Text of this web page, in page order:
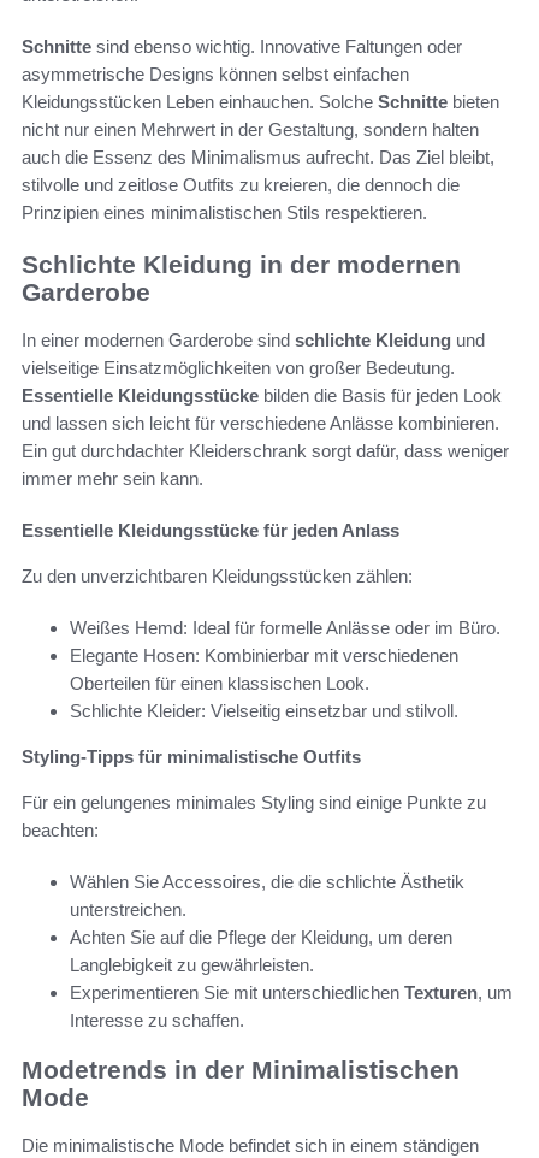
Schnitte sind ebenso wichtig. Innovative Faltungen oder
asymmetrische Designs können selbst einfachen
Kleidungsstücken Leben einhauchen. Solche Schnitte bieten
nicht nur einen Mehrwert in der Gestaltung, sondern halten
auch die Essenz des Minimalismus aufrecht. Das Ziel bleibt,
stilvolle und zeitlose Outfits zu kreieren, die dennoch die
Prinzipien eines minimalistischen Stils respektieren.
Schlichte Kleidung in der modernen
Garderobe
In einer modernen Garderobe sind schlichte Kleidung und
vielseitige Einsatzmöglichkeiten von großer Bedeutung.
Essentielle Kleidungsstücke bilden die Basis für jeden Look
und lassen sich leicht für verschiedene Anlässe kombinieren.
Ein gut durchdachter Kleiderschrank sorgt dafür, dass weniger
immer mehr sein kann.
Essentielle Kleidungsstücke für jeden Anlass
Zu den unverzichtbaren Kleidungsstücken zählen:
Weißes Hemd: Ideal für formelle Anlässe oder im Büro.
Elegante Hosen: Kombinierbar mit verschiedenen
Oberteilen für einen klassischen Look.
Schlichte Kleider: Vielseitig einsetzbar und stilvoll.
Styling-Tipps für minimalistische Outfits
Für ein gelungenes minimales Styling sind einige Punkte zu
beachten:
Wählen Sie Accessoires, die die schlichte Ästhetik
unterstreichen.
Achten Sie auf die Pflege der Kleidung, um deren
Langlebigkeit zu gewährleisten.
Experimentieren Sie mit unterschiedlichen Texturen, um
Interesse zu schaffen.
Modetrends in der Minimalistischen
Mode
Die minimalistische Mode befindet sich in einem ständigen